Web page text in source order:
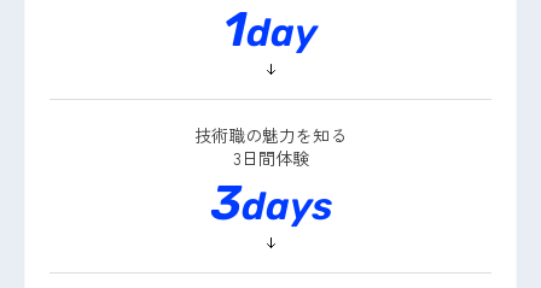
1day
技術職の魅力を知る
3日間体験
3days